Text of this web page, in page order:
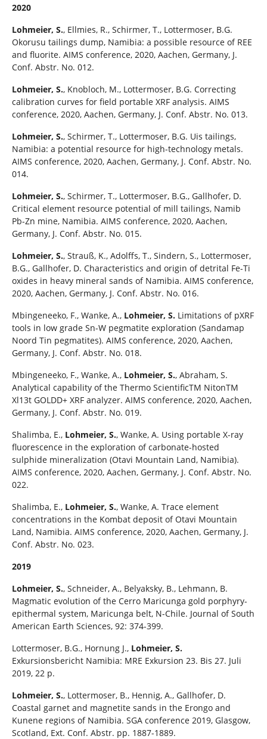
2020
Lohmeier, S., Ellmies, R., Schirmer, T., Lottermoser, B.G.
Okorusu tailings dump, Namibia: a possible resource of REE
and fluorite. AIMS conference, 2020, Aachen, Germany, J.
Conf. Abstr. No. 012.
Lohmeier, S., Knobloch, M., Lottermoser, B.G. Correcting
calibration curves for field portable XRF analysis. AIMS
conference, 2020, Aachen, Germany, J. Conf. Abstr. No. 013.
Lohmeier, S., Schirmer, T., Lottermoser, B.G. Uis tailings,
Namibia: a potential resource for high-technology metals.
AIMS conference, 2020, Aachen, Germany, J. Conf. Abstr. No.
014.
Lohmeier, S., Schirmer, T., Lottermoser, B.G., Gallhofer, D.
Critical element resource potential of mill tailings, Namib
Pb-Zn mine, Namibia. AIMS conference, 2020, Aachen,
Germany, J. Conf. Abstr. No. 015.
Lohmeier, S., Strauß, K., Adolffs, T., Sindern, S., Lottermoser,
B.G., Gallhofer, D. Characteristics and origin of detrital Fe-Ti
oxides in heavy mineral sands of Namibia. AIMS conference,
2020, Aachen, Germany, J. Conf. Abstr. No. 016.
Mbingeneeko, F., Wanke, A., Lohmeier, S. Limitations of pXRF
tools in low grade Sn-W pegmatite exploration (Sandamap
Noord Tin pegmatites). AIMS conference, 2020, Aachen,
Germany, J. Conf. Abstr. No. 018.
Mbingeneeko, F., Wanke, A., Lohmeier, S., Abraham, S.
Analytical capability of the Thermo ScientificTM NitonTM
Xl13t GOLDD+ XRF analyzer. AIMS conference, 2020, Aachen,
Germany, J. Conf. Abstr. No. 019.
Shalimba, E., Lohmeier, S., Wanke, A. Using portable X-ray
fluorescence in the exploration of carbonate-hosted
sulphide mineralization (Otavi Mountain Land, Namibia).
AIMS conference, 2020, Aachen, Germany, J. Conf. Abstr. No.
022.
Shalimba, E., Lohmeier, S., Wanke, A. Trace element
concentrations in the Kombat deposit of Otavi Mountain
Land, Namibia. AIMS conference, 2020, Aachen, Germany, J.
Conf. Abstr. No. 023.
2019
Lohmeier, S., Schneider, A., Belyaksky, B., Lehmann, B.
Magmatic evolution of the Cerro Maricunga gold porphyry-
epithermal system, Maricunga belt, N-Chile. Journal of South
American Earth Sciences, 92: 374-399.
Lottermoser, B.G., Hornung J., Lohmeier, S.
Exkursionsbericht Namibia: MRE Exkursion 23. Bis 27. Juli
2019, 22 p.
Lohmeier, S., Lottermoser, B., Hennig, A., Gallhofer, D.
Coastal garnet and magnetite sands in the Erongo and
Kunene regions of Namibia. SGA conference 2019, Glasgow,
Scotland, Ext. Conf. Abstr. pp. 1887-1889.